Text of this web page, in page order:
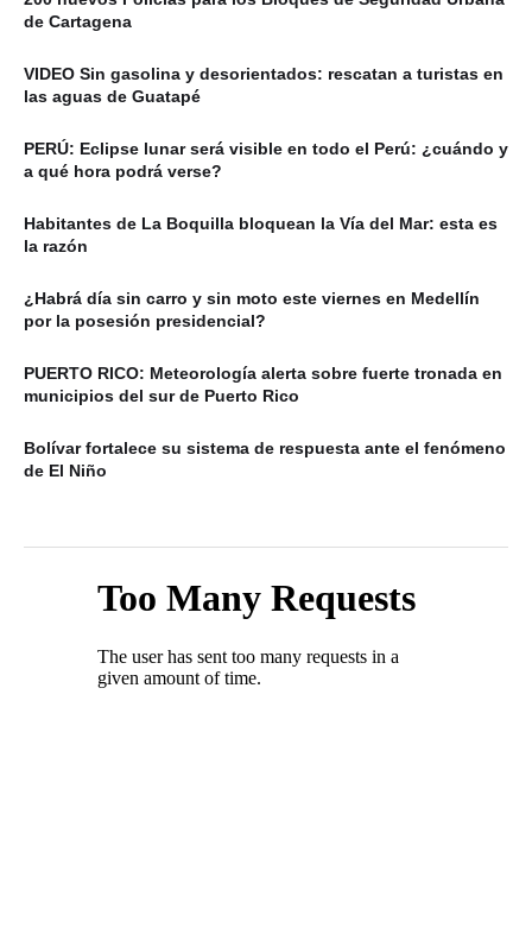
de Cartagena
VIDEO Sin gasolina y desorientados: rescatan a turistas en
las aguas de Guatapé
PERÚ: Eclipse lunar será visible en todo el Perú: ¿cuándo y
a qué hora podrá verse?
Habitantes de La Boquilla bloquean la Vía del Mar: esta es
la razón
¿Habrá día sin carro y sin moto este viernes en Medellín
por la posesión presidencial?
PUERTO RICO: Meteorología alerta sobre fuerte tronada en
municipios del sur de Puerto Rico
Bolívar fortalece su sistema de respuesta ante el fenómeno
de El Niño